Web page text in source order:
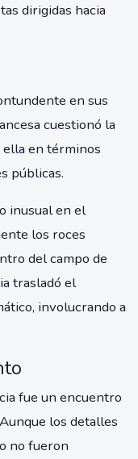
dirigidas hacia
en sus
cuestionó la
en términos
públicas.
inusual en el
los roces
del campo de
trasladó el
involucrando a
fue un encuentro
los detalles
no fueron